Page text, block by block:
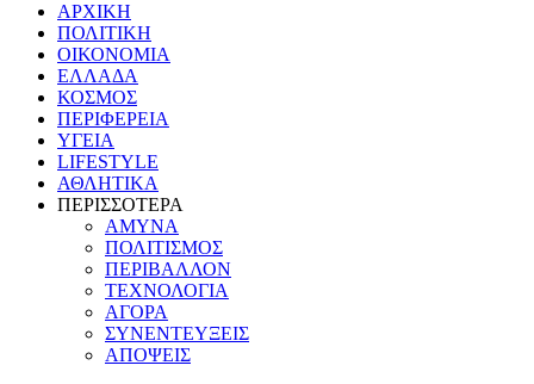
ΑΡΧΙΚΗ
ΠΟΛΙΤΙΚΗ
ΟΙΚΟΝΟΜΙΑ
ΕΛΛΑΔΑ
ΚΟΣΜΟΣ
ΠΕΡΙΦΕΡΕΙΑ
ΥΓΕΙΑ
LIFESTYLE
ΑΘΛΗΤΙΚΑ
ΠΕΡΙΣΣΟΤΕΡΑ
ΑΜΥΝΑ
ΠΟΛΙΤΙΣΜΟΣ
ΠΕΡΙΒΑΛΛΟΝ
ΤΕΧΝΟΛΟΓΙΑ
ΑΓΟΡΑ
ΣΥΝΕΝΤΕΥΞΕΙΣ
ΑΠΟΨΕΙΣ